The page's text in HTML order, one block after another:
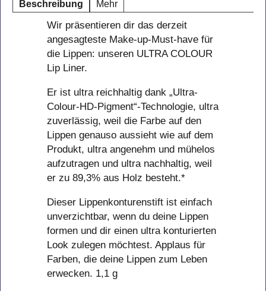
Beschreibung Mehr
Wir präsentieren dir das derzeit
angesagteste Make-up-Must-have für
die Lippen: unseren ULTRA COLOUR
Lip Liner.
Er ist ultra reichhaltig dank „Ultra-
Colour-HD-Pigment“-Technologie, ultra
zuverlässig, weil die Farbe auf den
Lippen genauso aussieht wie auf dem
Produkt, ultra angenehm und mühelos
aufzutragen und ultra nachhaltig, weil
er zu 89,3% aus Holz besteht.*
Dieser Lippenkonturenstift ist einfach
unverzichtbar, wenn du deine Lippen
formen und dir einen ultra konturierten
Look zulegen möchtest. Applaus für
Farben, die deine Lippen zum Leben
erwecken. 1,1 g